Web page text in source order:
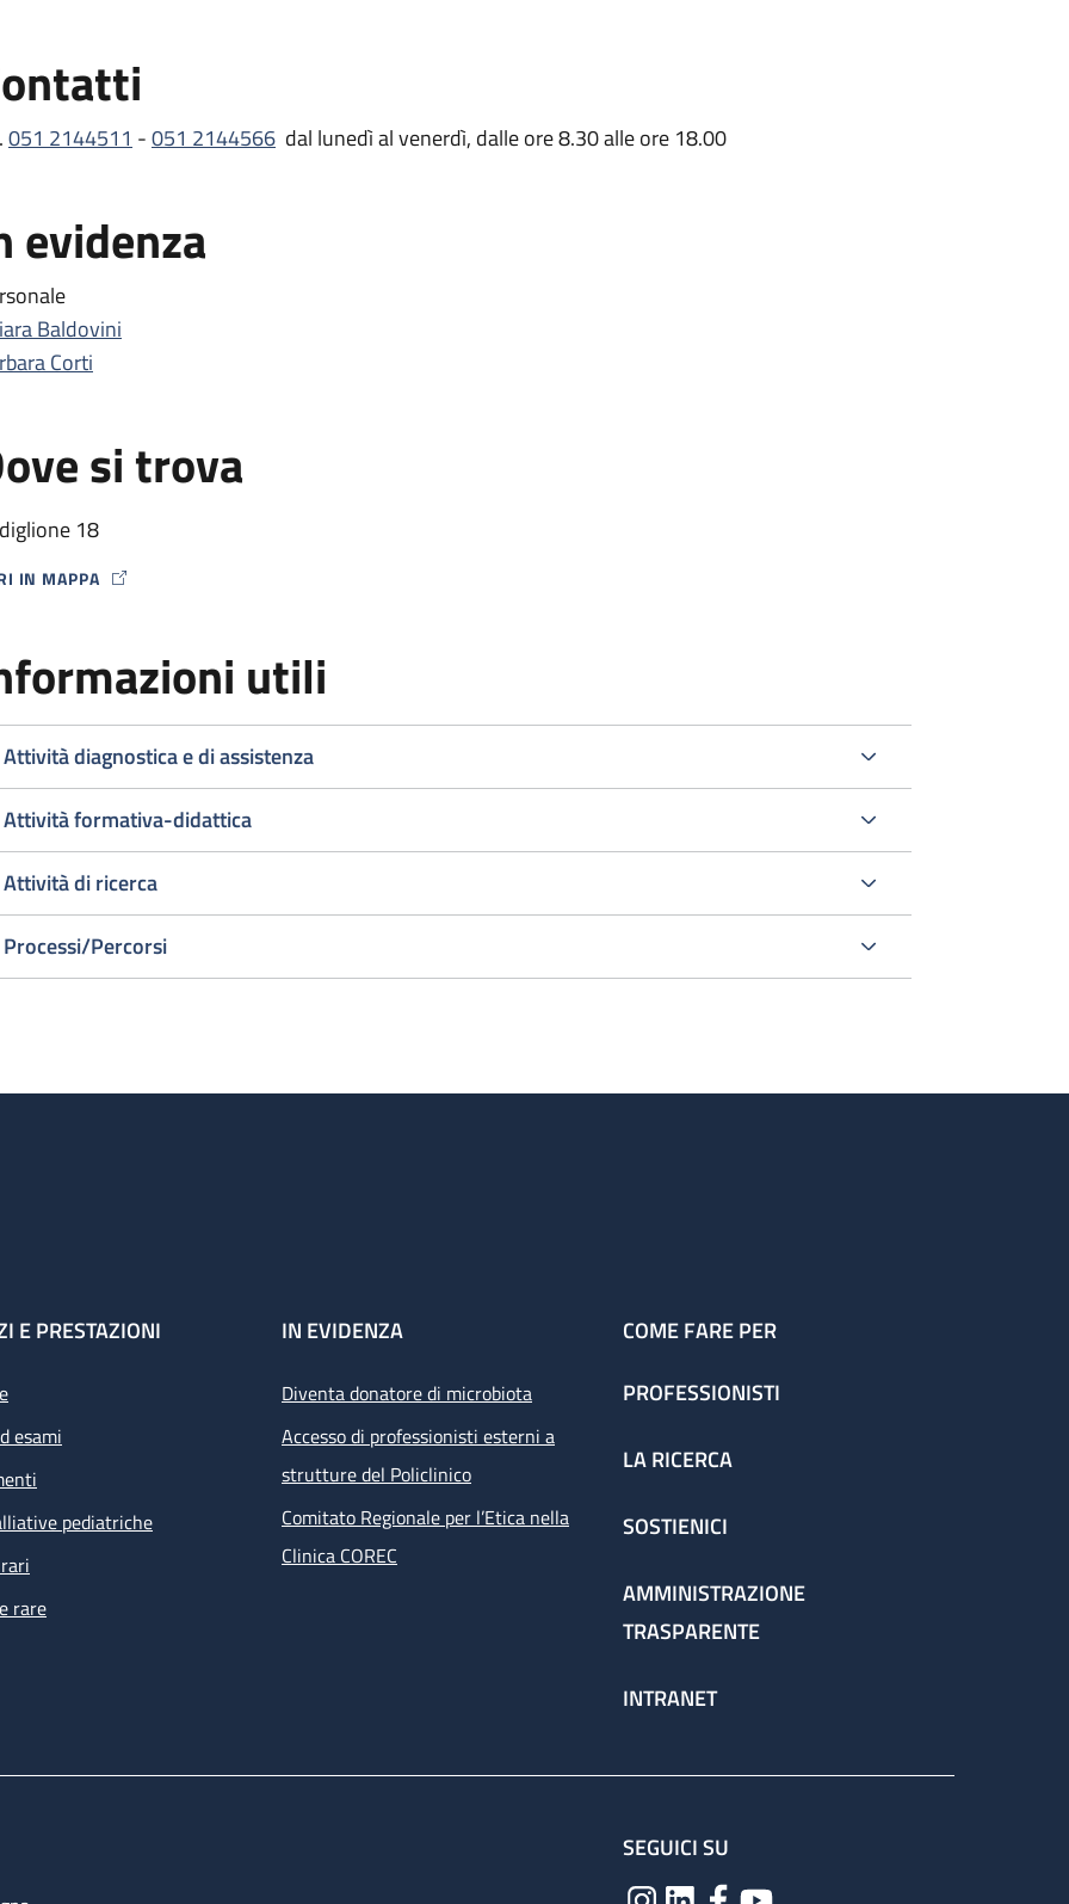
051 2144511 -051 2144566 dal lunedì al venerdì, dalle ore 8.30 alle ore 18.00
evidenza
Baldovini
Corti
si trova
18
IN MAPPA
ICON
utili
Attività diagnostica e di assistenza
Attività formativa-didattica
Attività di ricerca
Processi/Percorsi
E PRESTAZIONI
esami
pediatriche
rare
IN EVIDENZA
Diventa donatore di microbiota
Accesso di professionisti esterni a
strutture del Policlinico
Comitato Regionale per l’Etica nella
Clinica COREC
COME FARE PER
PROFESSIONISTI
LA RICERCA
SOSTIENICI
AMMINISTRAZIONE
TRASPARENTE
INTRANET
SEGUICI SU